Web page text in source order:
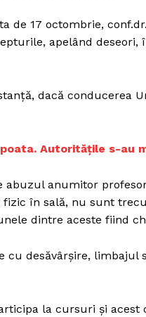
Proiecte
Contact
17 octombrie,
apelând deseori,
dacă conducerea
Autoritățile s-au
anumitor
în sală, nu sunt
dintre aceste fiind
cu desăvârşire, limbajul
la cursuri şi acest